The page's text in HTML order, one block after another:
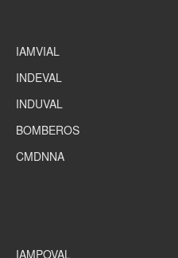
IAMVIAL
INDEVAL
INDUVAL
BOMBEROS
CMDNNA
IAMPOVAL